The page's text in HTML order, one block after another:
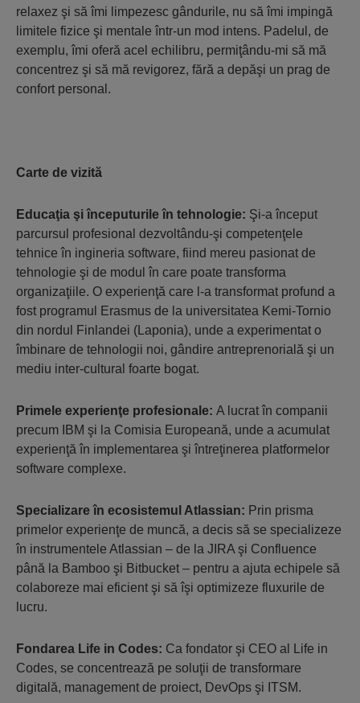
relaxez şi să îmi limpezesc gândurile, nu să îmi impingă
limitele fizice şi mentale într-un mod intens. Padelul, de
exemplu, îmi oferă acel echilibru, permiţându-mi să mă
concentrez şi să mă revigorez, fără a depăşi un prag de
confort personal.
Carte de vizită
Educaţia şi începuturile în tehnologie: Şi-a început
parcursul profesional dezvoltându-şi competenţele
tehnice în ingineria software, fiind mereu pasionat de
tehnologie şi de modul în care poate transforma
organizaţiile. O experienţă care l-a transformat profund a
fost programul Erasmus de la universitatea Kemi-Tornio
din nordul Finlandei (Laponia), unde a experimentat o
îmbinare de tehnologii noi, gândire antreprenorială şi un
mediu inter-cultural foarte bogat.
Primele experienţe profesionale: A lucrat în companii
precum IBM şi la Comisia Europeană, unde a acumulat
experienţă în implementarea şi întreţinerea platformelor
software complexe.
Specializare în ecosistemul Atlassian: Prin prisma
primelor experienţe de muncă, a decis să se specializeze
în instrumentele Atlassian – de la JIRA şi Confluence
până la Bamboo şi Bitbucket – pentru a ajuta echipele să
colaboreze mai eficient şi să îşi optimizeze fluxurile de
lucru.
Fondarea Life in Codes: Ca fondator şi CEO al Life in
Codes, se concentrează pe soluţii de transformare
digitală, management de proiect, DevOps şi ITSM.